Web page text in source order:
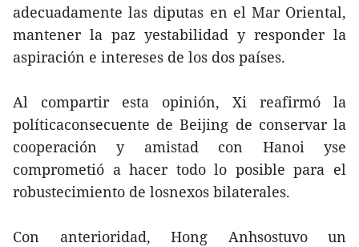
adecuadamente las diputas en el Mar Oriental,
mantener la paz yestabilidad y responder la
aspiración e intereses de los dos países.
Al compartir esta opinión, Xi reafirmó la
políticaconsecuente de Beijing de conservar la
cooperación y amistad con Hanoi yse
comprometió a hacer todo lo posible para el
robustecimiento de losnexos bilaterales.
Con anterioridad, Hong Anhsostuvo un